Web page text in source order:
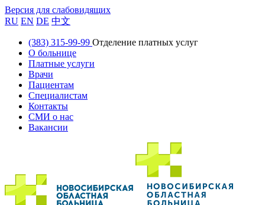
Версия для слабовидящих
RU EN DE 中文
(383) 315-99-99 Отделение платных услуг
О больнице
Платные услуги
Врачи
Пациентам
Специалистам
Контакты
СМИ о нас
Вакансии